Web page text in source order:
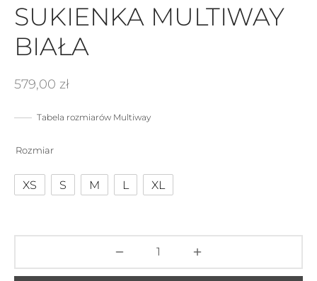
SUKIENKA MULTIWAY
BIAŁA
579,00 zł
Tabela rozmiarów Multiway
Rozmiar
XS S M L XL